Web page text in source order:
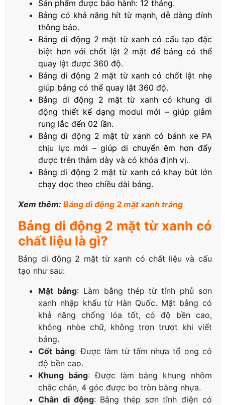
Sản phẩm được bảo hành: 12 tháng.
Bảng có khả năng hít từ mạnh, dễ dàng đính
thông báo.
Bảng di động 2 mặt từ xanh có cấu tạo đặc
biệt hơn với chốt lật 2 mặt để bảng có thể
quay lật được 360 độ.
Bảng di động 2 mặt từ xanh có chốt lật nhẹ
giúp bảng có thể quay lật 360 độ.
Bảng di động 2 mặt từ xanh có khung di
động thiết kế dạng modul mới – giúp giảm
rung lắc đến 02 lần.
Bảng di động 2 mặt từ xanh có bánh xe PA
chịu lực mới – giúp di chuyển êm hơn đẩy
được trên thảm dày và có khóa định vị.
Bảng di động 2 mặt từ xanh có khay bút lớn
chạy dọc theo chiều dài bảng.
Xem thêm:Bảng di động 2 mặt xanh trắng
Bảng di động 2 mặt từ xanh có
chất liệu là gì?
Bảng di động 2 mặt từ xanh có chất liệu và cấu
tạo như sau:
Mặt bảng: Làm bằng thép từ tính phủ sơn
xanh nhập khẩu từ Hàn Quốc. Mặt bảng có
khả năng chống lóa tốt, có độ bền cao,
không nhòe chữ, không trơn trượt khi viết
bảng.
Cốt bảng: Được làm từ tấm nhựa tổ ong có
độ bền cao.
Khung bảng: Được làm bằng khung nhôm
chắc chắn, 4 góc được bo tròn bằng nhựa.
Chân di động: Bằng thép sơn tĩnh điện có